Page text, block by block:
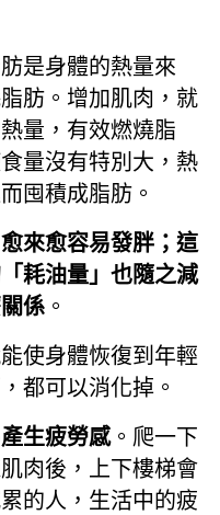
是身體的熱量來
肪。增加肌肉，就
量，有效燃燒脂
量沒有特別大，熱
囤積成脂肪。
來愈容易發胖；這
耗油量」也隨之減
係 。
使身體恢復到年輕
都可以消化掉。
生疲勞感。爬一下
肉後，上下樓梯會
的人，生活中的疲